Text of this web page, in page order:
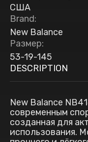
США
Brand:
New Balance
Размер:
53-19-145
DESCRIPTION
New Balance
современным
созданная для
использования.